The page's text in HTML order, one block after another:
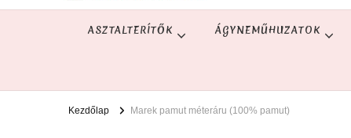
ASZTALTERÍTŐK ÁGYNEMŰHUZATOK
Kezdőlap Marek pamut méteráru (100% pamut)